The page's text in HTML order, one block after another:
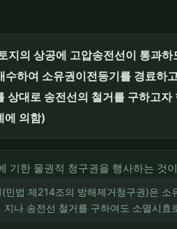
지의 상공에 고압송전선이 통과
하여 소유권이전등기를 경료하
대로 송전선의 철거를 구하고
에 의함)
기한 물권적 청구권을 행사하는 것
법 제214조의 방해제거청구권)은 소
나 송전선 철거를 구하여도 소멸시효